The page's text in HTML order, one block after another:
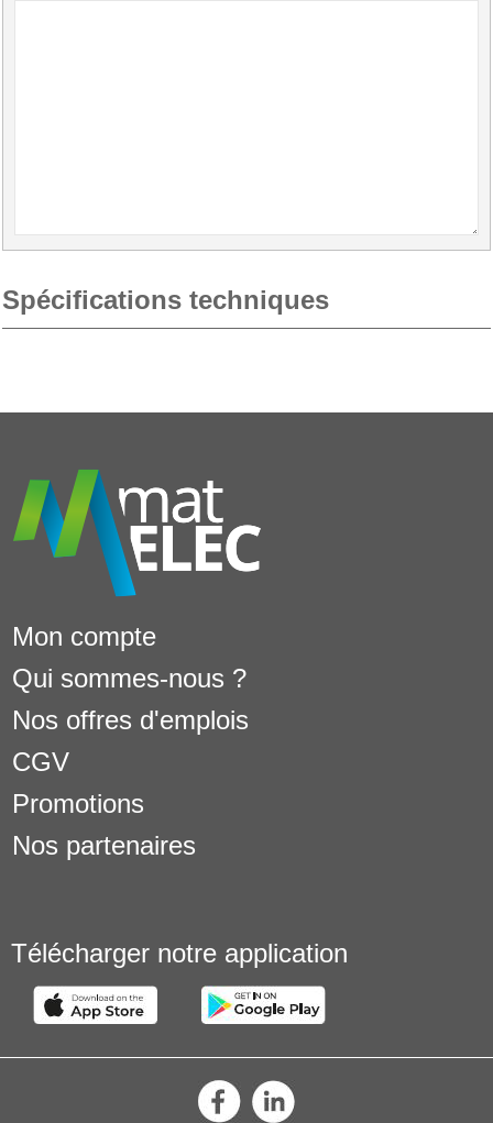
Spécifications techniques
Mon compte
Qui sommes-nous ?
Nos offres d'emplois
CGV
Promotions
Nos partenaires
Télécharger notre application